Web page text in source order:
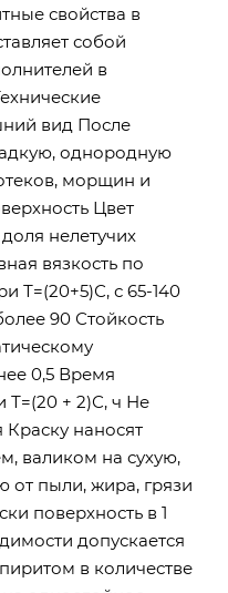
свойства в
собой
в
вид После
однородную
морщин и
Цвет
нелетучих
вязкость по
Т=(20+5)С, с 65-140
90 Стойкость
0,5 Время
Т=(20 + 2)С, ч Не
наносят
валиком на сухую,
от пыли, жира, грязи
поверхность в 1
допускается
в количестве